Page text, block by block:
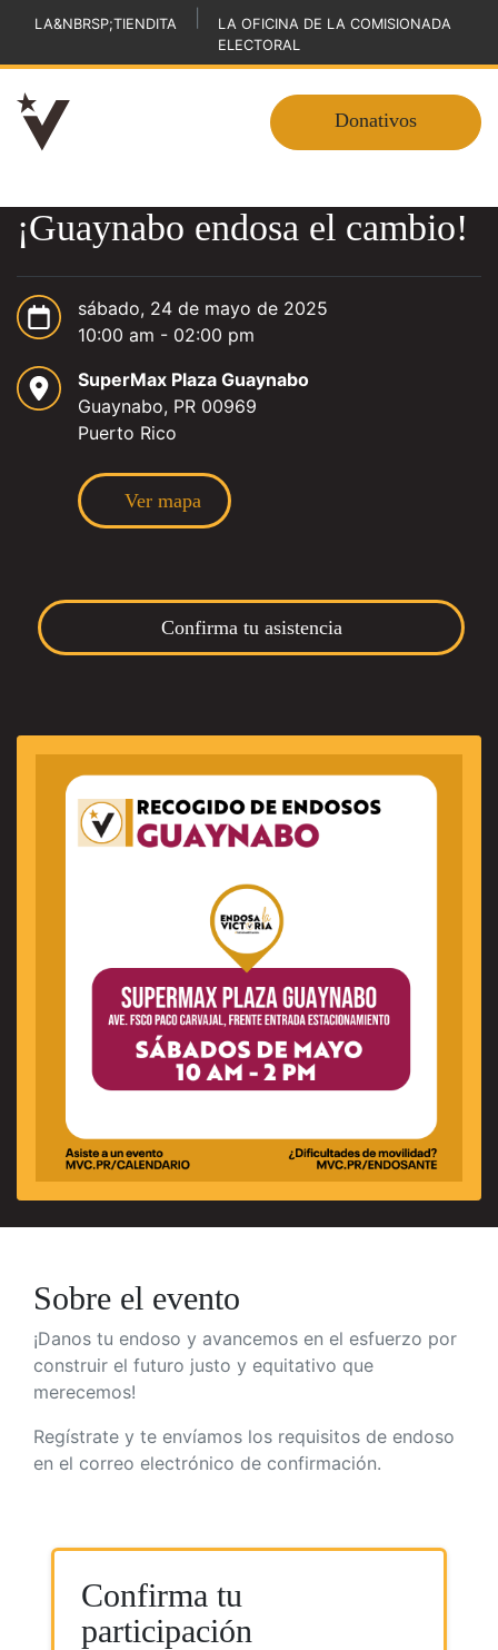
LA&NBRSP;TIENDITA
LA OFICINA DE LA COMISIONADA
ELECTORAL
Donativos
¡Guaynabo endosa el cambio!
sábado, 24 de mayo de 2025
10:00 am - 02:00 pm
SuperMax Plaza Guaynabo
Guaynabo, PR 00969
Puerto Rico
Ver mapa
Confirma tu asistencia
Sobre el evento
¡Danos tu endoso y avancemos en el esfuerzo por
construir el futuro justo y equitativo que
merecemos!
Regístrate y te envíamos los requisitos de endoso
en el correo electrónico de confirmación.
Confirma tu
participación